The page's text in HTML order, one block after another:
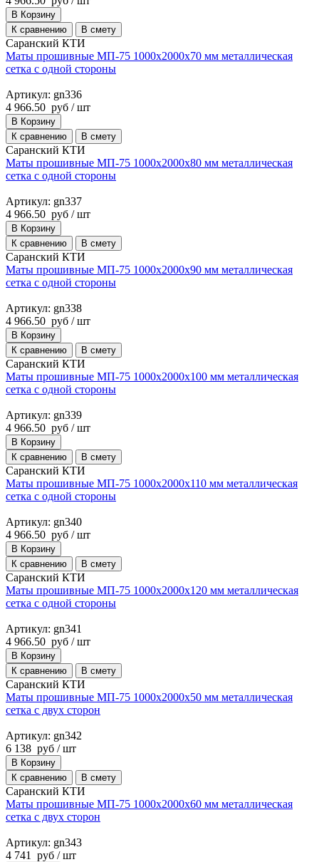
В Корзину
К сравнению
В смету
Саранский КТИ
Маты прошивные МП-75 1000х2000х70 мм металлическая
сетка с одной стороны
Артикул: gn336
4 966.50 руб / шт
В Корзину
К сравнению
В смету
Саранский КТИ
Маты прошивные МП-75 1000х2000х80 мм металлическая
сетка с одной стороны
Артикул: gn337
4 966.50 руб / шт
В Корзину
К сравнению
В смету
Саранский КТИ
Маты прошивные МП-75 1000х2000х90 мм металлическая
сетка с одной стороны
Артикул: gn338
4 966.50 руб / шт
В Корзину
К сравнению
В смету
Саранский КТИ
Маты прошивные МП-75 1000х2000х100 мм металлическая
сетка с одной стороны
Артикул: gn339
4 966.50 руб / шт
В Корзину
К сравнению
В смету
Саранский КТИ
Маты прошивные МП-75 1000х2000х110 мм металлическая
сетка с одной стороны
Артикул: gn340
4 966.50 руб / шт
В Корзину
К сравнению
В смету
Саранский КТИ
Маты прошивные МП-75 1000х2000х120 мм металлическая
сетка с одной стороны
Артикул: gn341
4 966.50 руб / шт
В Корзину
К сравнению
В смету
Саранский КТИ
Маты прошивные МП-75 1000х2000х50 мм металлическая
сетка с двух сторон
Артикул: gn342
6 138 руб / шт
В Корзину
К сравнению
В смету
Саранский КТИ
Маты прошивные МП-75 1000х2000х60 мм металлическая
сетка с двух сторон
Артикул: gn343
4 741 руб / шт